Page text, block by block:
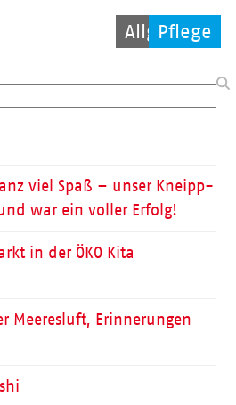
Allgemein
Allgemein
Pflege
viel Spaß – unser Kneipp-
war ein voller Erfolg!
in der ÖKO Kita
Meeresluft, Erinnerungen